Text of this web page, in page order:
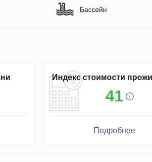
Бассейн
Индекс стоимости
41
Подробнее